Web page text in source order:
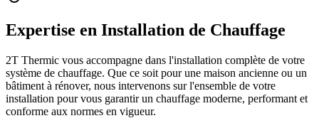
Expertise en Installation de Chauffage
2T Thermic vous accompagne dans l'installation complète de votre
système de chauffage. Que ce soit pour une maison ancienne ou un
bâtiment à rénover, nous intervenons sur l'ensemble de votre
installation pour vous garantir un chauffage moderne, performant et
conforme aux normes en vigueur.